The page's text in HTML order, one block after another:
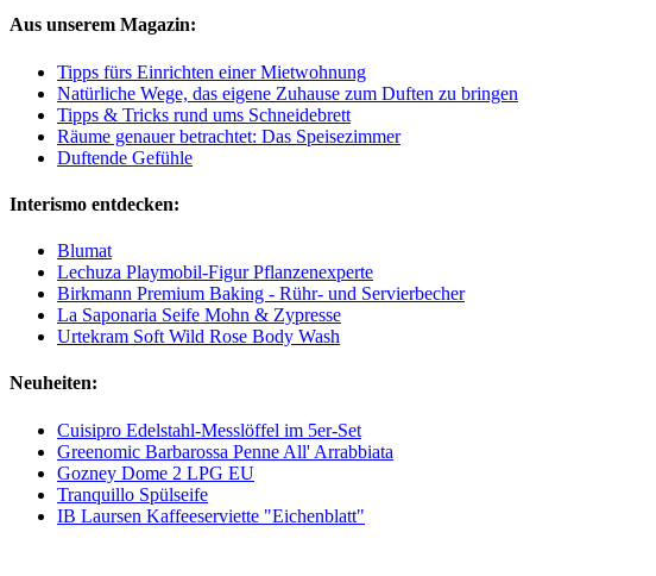
Aus unserem Magazin:
Tipps fürs Einrichten einer Mietwohnung
Natürliche Wege, das eigene Zuhause zum Duften zu bringen
Tipps & Tricks rund ums Schneidebrett
Räume genauer betrachtet: Das Speisezimmer
Duftende Gefühle
Interismo entdecken:
Blumat
Lechuza Playmobil-Figur Pflanzenexperte
Birkmann Premium Baking - Rühr- und Servierbecher
La Saponaria Seife Mohn & Zypresse
Urtekram Soft Wild Rose Body Wash
Neuheiten:
Cuisipro Edelstahl-Messlöffel im 5er-Set
Greenomic Barbarossa Penne All' Arrabbiata
Gozney Dome 2 LPG EU
Tranquillo Spülseife
IB Laursen Kaffeeserviette "Eichenblatt"